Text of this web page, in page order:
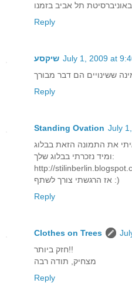
באוניברסיטת תל אביב בזמנו
Reply
שיקסע July 1, 2009 at
Reply
Standing Ovation July
ומיד נזכרתי בבלוג שלך:
http://
אז הרגשתי צורך לשתף :)
Reply
Clothes on Trees
חזק ביותר!!
מצחיק, תודה רבה
Reply